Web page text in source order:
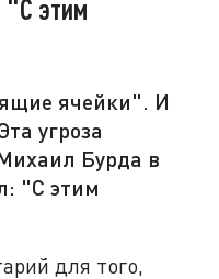
"С этим
ячейки". И
угроза
Бурда в
"С этим
для того,